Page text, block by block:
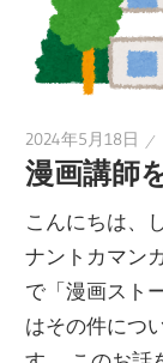
2024年5月18日
漫画講師
こんにちは、
ナントカマン
で「漫画スト
はその件につ